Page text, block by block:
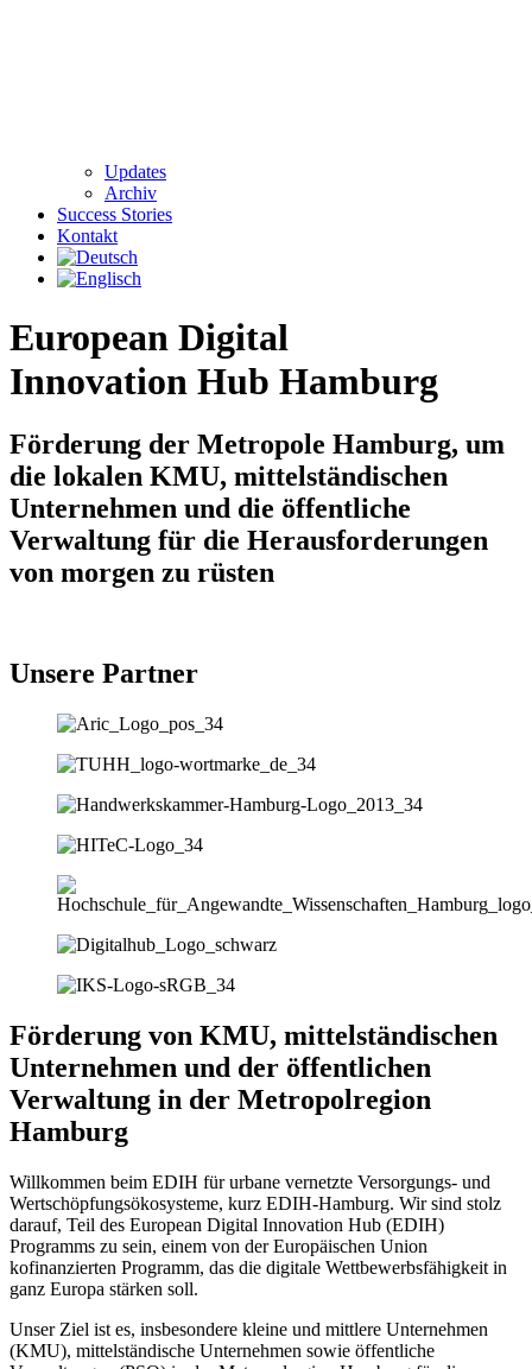
Updates
Archiv
Success Stories
Kontakt
European Digital
Innovation Hub Hamburg
Förderung der Metropole Hamburg, um
die lokalen KMU, mittelständischen
Unternehmen und die öffentliche
Verwaltung für die Herausforderungen
von morgen zu rüsten
Unsere Partner
Förderung von KMU, mittelständischen
Unternehmen und der öffentlichen
Verwaltung in der Metropolregion
Hamburg
Willkommen beim EDIH für urbane vernetzte Versorgungs- und
Wertschöpfungsökosysteme, kurz EDIH-Hamburg. Wir sind stolz
darauf, Teil des European Digital Innovation Hub (EDIH)
Programms zu sein, einem von der Europäischen Union
kofinanzierten Programm, das die digitale Wettbewerbsfähigkeit in
ganz Europa stärken soll.
Unser Ziel ist es, insbesondere kleine und mittlere Unternehmen
(KMU), mittelständische Unternehmen sowie öffentliche